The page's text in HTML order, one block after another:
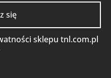
sklepu tnl.com.pl